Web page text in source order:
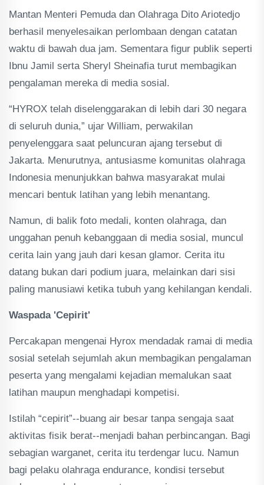
Mantan Menteri Pemuda dan Olahraga Dito Ariotedjo
berhasil menyelesaikan perlombaan dengan catatan
waktu di bawah dua jam. Sementara figur publik seperti
Ibnu Jamil serta Sheryl Sheinafia turut membagikan
pengalaman mereka di media sosial.
“HYROX telah diselenggarakan di lebih dari 30 negara
di seluruh dunia,” ujar William, perwakilan
penyelenggara saat peluncuran ajang tersebut di
Jakarta. Menurutnya, antusiasme komunitas olahraga
Indonesia menunjukkan bahwa masyarakat mulai
mencari bentuk latihan yang lebih menantang.
Namun, di balik foto medali, konten olahraga, dan
unggahan penuh kebanggaan di media sosial, muncul
cerita lain yang jauh dari kesan glamor. Cerita itu
datang bukan dari podium juara, melainkan dari sisi
paling manusiawi ketika tubuh yang kehilangan kendali.
Waspada 'Cepirit'
Percakapan mengenai Hyrox mendadak ramai di media
sosial setelah sejumlah akun membagikan pengalaman
peserta yang mengalami kejadian memalukan saat
latihan maupun menghadapi kompetisi.
Istilah “cepirit”--buang air besar tanpa sengaja saat
aktivitas fisik berat--menjadi bahan perbincangan. Bagi
sebagian warganet, cerita itu terdengar lucu. Namun
bagi pelaku olahraga endurance, kondisi tersebut